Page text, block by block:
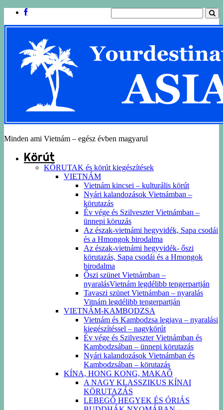
Minden ami Vietnám – egész évben magyarul
Körút
KÖRUTAK és körút kiegészítések
VIETNÁM
Vietnám kincsei – kulturális körút
Nyári kalandozások Vietnámban –
körutazás
Év vége és Szilveszter Vietnámban –
ünnepi köruzás
Az észak-vietnámi hegyvidék, Sapa csodái
és a Hmongok birodalma
Az észak-vietnámi hegyvidék- őszi
körutazás, Sapa csodái és a Hmongok
birodalma
Őszi szünet Vietnámban –
nyaralásVietnám legdélibb tengerpartján
Tavaszi szünet Vietnámban – nyaralás
Vitnám legdélibb tengerpartján
VIETNÁM-KAMBODZSA
Vietnám és Kambodzsa legjava – nyaralási
kiegészítéssel – nagykörút
Év vége és Szilveszter Vietnámban és
Kambodzsában – ünnepi körutazás
Nyári kalandozások Vietnámban és
Kambodzsában – körutazás
KÍNA, HONG KONG, MAKAŐ
A NAGY KLASSZIKUS KÍNAI
KÖRUTAZÁS
LEBEGŐ HEGYEK ÉS ÓRIÁS